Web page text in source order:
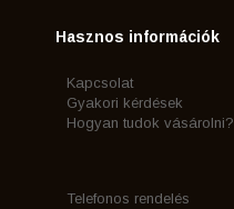
Hasznos információk
Kapcsolat
Gyakori kérdések
Hogyan tudok vásárolni?
Telefonos rendelés